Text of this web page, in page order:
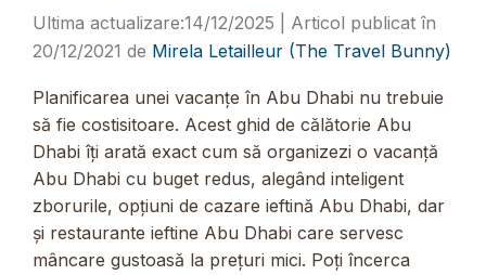
14/12/2025
20/12/2021 de Mirela Letailleur (The Travel Bunny)
Planificarea unei vacanțe în Abu Dhabi nu trebuie
să fie costisitoare. Acest ghid de călătorie Abu
Dhabi îți arată exact cum să organizezi o vacanță
Abu Dhabi cu buget redus, alegând inteligent
zborurile, opțiuni de cazare ieftină Abu Dhabi, dar
și restaurante ieftine Abu Dhabi care servesc
mâncare gustoasă la prețuri mici. Poți încerca